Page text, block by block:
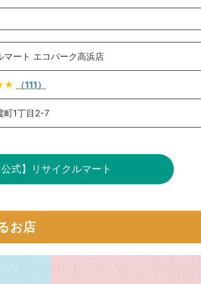
マート エコパーク高浜店
（111）
町1丁目2-7
公式】リサイクルマート
お店